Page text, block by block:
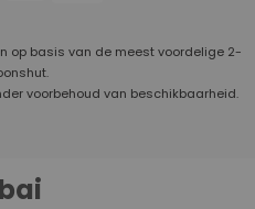
op basis van de meest voordelige 2-
voorbehoud van beschikbaarheid.